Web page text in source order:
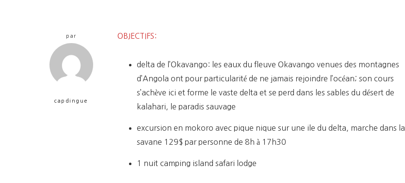
par
capdingue
OBJECTIFS:
delta de l’Okavango: les eaux du fleuve Okavango venues des montagnes
d’Angola ont pour particularité de ne jamais rejoindre l’océan; son cours
s’achève ici et forme le vaste delta et se perd dans les sables du désert de
kalahari, le paradis sauvage
excursion en mokoro avec pique nique sur une ile du delta, marche dans la
savane 129$ par personne de 8h à 17h30
1 nuit camping island safari lodge